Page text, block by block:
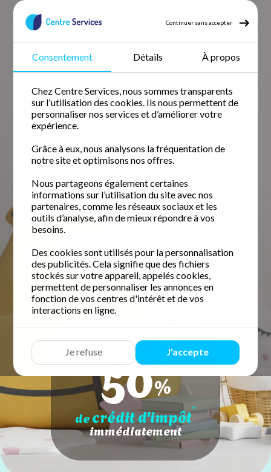
Continuer sans accepter
Consentement Détails À propos
Chez Centre Services, nous sommes transparents
sur l'utilisation des cookies. Ils nous permettent de
personnaliser nos services et d’améliorer votre
expérience.
Grâce à eux, nous analysons la fréquentation de
notre site et optimisons nos offres.
Nous partageons également certaines
informations sur l’utilisation du site avec nos
partenaires, comme les réseaux sociaux et les
outils d’analyse, afin de mieux répondre à vos
besoins.
Des cookies sont utilisés pour la personnalisation
des publicités. Cela signifie que des fichiers
stockés sur votre appareil, appelés cookies,
permettent de personnaliser les annonces en
fonction de vos centres d'intérêt et de vos
interactions en ligne.
Je refuse J'accepte
Garde d'enfant Nîmes
Garde d'enfants à domicile
Nîmes
0 / 5 sur 0 avisGoogle
fiable et expérimentée.Profitez de 50% de
crédit d'impôt immédiatpour un domicile
impeccable.
Demander un devis gratuit
Profitez de
50%
decrédit d'impôt*
immédiatement